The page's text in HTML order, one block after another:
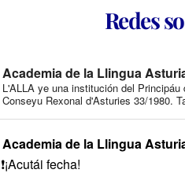
Redes
Academia de la Llingua
L'ALLA ye una institución del
Conseyu Rexonal d'Asturies 33/1980.
Academia de la Llingua
❗️¡Acutái fecha!